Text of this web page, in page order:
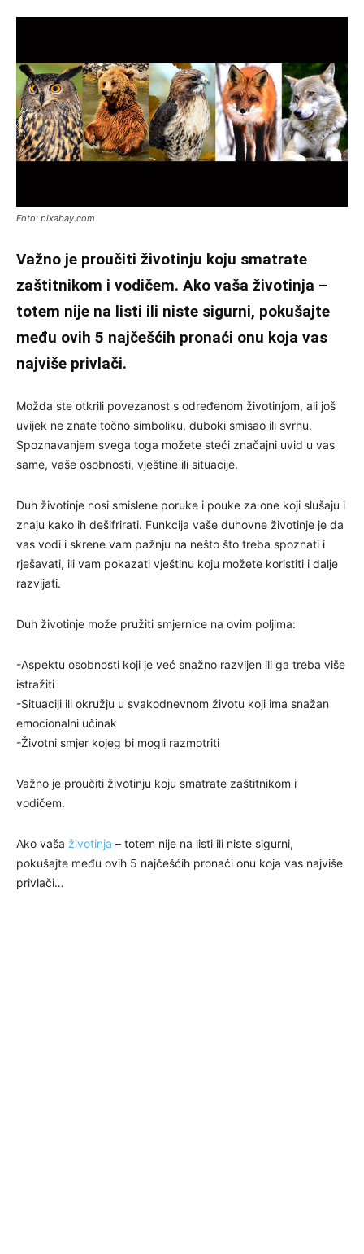
Foto: pixabay.com
Važno je proučiti životinju koju smatrate
zaštitnikom i vodičem. Ako vaša životinja –
totem nije na listi ili niste sigurni, pokušajte
među ovih 5 najčešćih pronaći onu koja vas
najviše privlači.
Možda ste otkrili povezanost s određenom životinjom, ali još
uvijek ne znate točno simboliku, duboki smisao ili svrhu.
Spoznavanjem svega toga možete steći značajni uvid u vas
same, vaše osobnosti, vještine ili situacije.
Duh životinje nosi smislene poruke i pouke za one koji slušaju i
znaju kako ih dešifrirati. Funkcija vaše duhovne životinje je da
vas vodi i skrene vam pažnju na nešto što treba spoznati i
rješavati, ili vam pokazati vještinu koju možete koristiti i dalje
razvijati.
Duh životinje može pružiti smjernice na ovim poljima:
-Aspektu osobnosti koji je već snažno razvijen ili ga treba više
istražiti
-Situaciji ili okružju u svakodnevnom životu koji ima snažan
emocionalni učinak
-Životni smjer kojeg bi mogli razmotriti
Važno je proučiti životinju koju smatrate zaštitnikom i
vodičem.
Ako vaša životinja – totem nije na listi ili niste sigurni,
pokušajte među ovih 5 najčešćih pronaći onu koja vas najviše
privlači…